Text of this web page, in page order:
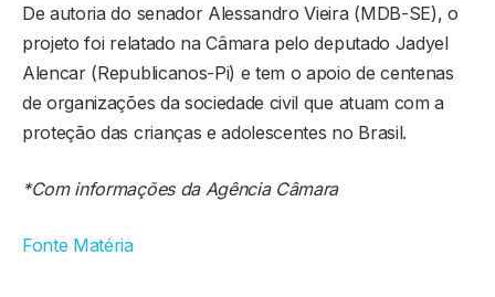
De autoria do senador Alessandro Vieira (MDB-SE), o
projeto foi relatado na Câmara pelo deputado Jadyel
Alencar (Republicanos-Pi) e tem o apoio de centenas
de organizações da sociedade civil que atuam com a
proteção das crianças e adolescentes no Brasil.
*Com informações da Agência Câmara
Fonte Matéria